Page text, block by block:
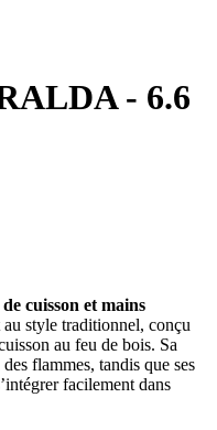
- 6.6
cuisson et mains
style traditionnel, conçu
au feu de bois. Sa
flammes, tandis que ses
facilement dans